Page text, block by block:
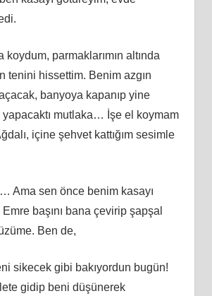
koydum, parmaklarımın altında
tenini hissettim. Benim azgın
banyoya kapanıp yine
yapacaktı mutlaka… İşe el koymam
içine şehvet kattığım sesimle
Ama sen önce benim kasayı
başını bana çevirip şapşal
Ben de,
sikecek gibi bakıyordun bugün!
gidip beni düşünerek